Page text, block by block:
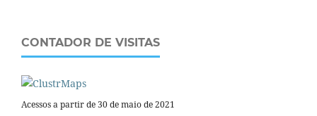
CONTADOR DE VISITAS
Acessos a partir de 30 de maio de 2021